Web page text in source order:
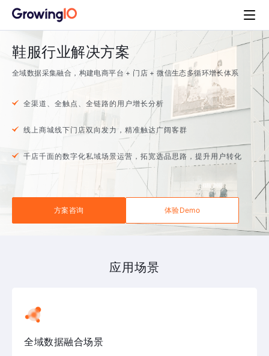
鞋服行业解决方案
全域数据采集融合，构建电商平台 + 门店 + 微信生态多循环增长体系
全渠道、全触点、全链路的用户增长分析
线上商城线下门店双向发力，精准触达广阔客群
千店千面的数字化私域场景运营，拓宽选品思路，提升用户转化
方案咨询 体验Demo
应用场景
全域数据融合场景